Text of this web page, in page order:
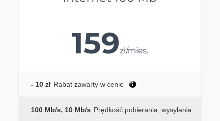
159zł/mies.
- 10 zł Rabat zawarty w cenie
100 Mb/s, 10 Mb/s Prędkość pobierania, wysyłania